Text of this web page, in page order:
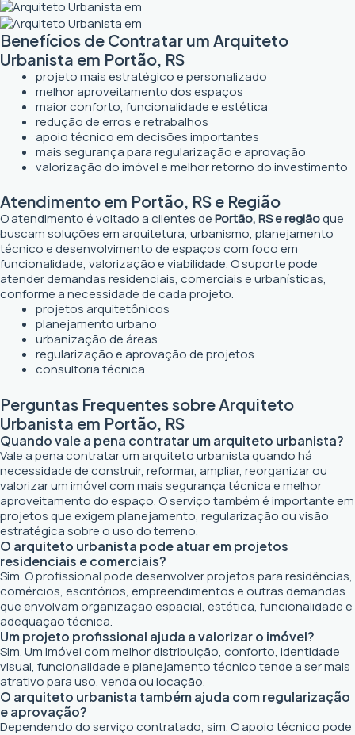
Benefícios de Contratar um Arquiteto
Urbanista em Portão, RS
projeto mais estratégico e personalizado
melhor aproveitamento dos espaços
maior conforto, funcionalidade e estética
redução de erros e retrabalhos
apoio técnico em decisões importantes
mais segurança para regularização e aprovação
valorização do imóvel e melhor retorno do investimento
Atendimento em Portão, RS e Região
O atendimento é voltado a clientes dePortão, RS e regiãoque
buscam soluções em arquitetura, urbanismo, planejamento
técnico e desenvolvimento de espaços com foco em
funcionalidade, valorização e viabilidade. O suporte pode
atender demandas residenciais, comerciais e urbanísticas,
conforme a necessidade de cada projeto.
projetos arquitetônicos
planejamento urbano
urbanização de áreas
regularização e aprovação de projetos
consultoria técnica
Perguntas Frequentes sobre Arquiteto
Urbanista em Portão, RS
Quando vale a pena contratar um arquiteto urbanista?
Vale a pena contratar um arquiteto urbanista quando há
necessidade de construir, reformar, ampliar, reorganizar ou
valorizar um imóvel com mais segurança técnica e melhor
aproveitamento do espaço. O serviço também é importante em
projetos que exigem planejamento, regularização ou visão
estratégica sobre o uso do terreno.
O arquiteto urbanista pode atuar em projetos
residenciais e comerciais?
Sim. O profissional pode desenvolver projetos para residências,
comércios, escritórios, empreendimentos e outras demandas
que envolvam organização espacial, estética, funcionalidade e
adequação técnica.
Um projeto profissional ajuda a valorizar o imóvel?
Sim. Um imóvel com melhor distribuição, conforto, identidade
visual, funcionalidade e planejamento técnico tende a ser mais
atrativo para uso, venda ou locação.
O arquiteto urbanista também ajuda com regularização
e aprovação?
Dependendo do serviço contratado, sim. O apoio técnico pode